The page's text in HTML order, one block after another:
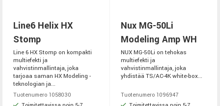
Line6 Helix HX
Stomp
Line 6 HX Stomp on kompakti
multiefekti ja
vahvistinmallintaja, joka
tarjoaa saman HX Modeling -
teknologian ja...
Tuotenumero 1058030
Nux MG-50Li
Modeling Amp WH
NUX MG-50Li on tehokas
multiefekti ja
vahvistinmallintaja, joka
yhdistää TS/AC-4K white-box...
Tuotenumero 1096947